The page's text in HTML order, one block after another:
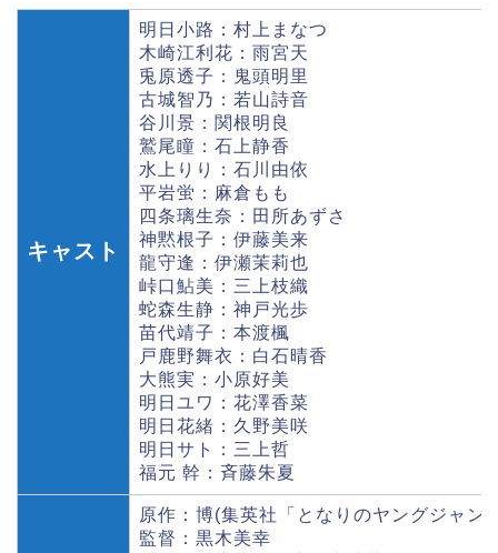
キャスト
明日小路：村上まなつ
木崎江利花：雨宮天
兎原透子：鬼頭明里
古城智乃：若山詩音
谷川景：関根明良
鷲尾瞳：石上静香
水上りり：石川由依
平岩蛍：麻倉もも
四条璃生奈：田所あずさ
神黙根子：伊藤美来
龍守逢：伊瀬茉莉也
峠口鮎美：三上枝織
蛇森生静：神戸光歩
苗代靖子：本渡楓
戸鹿野舞衣：白石晴香
大熊実：小原好美
明日ユワ：花澤香菜
明日花緒：久野美咲
明日サト：三上哲
福元 幹：斉藤朱夏
原作：博(集英社「となりのヤングジャン
監督：黒木美幸